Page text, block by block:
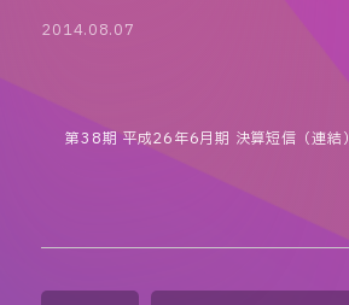
2014.08.07
第38期 平成26年6月期 決算短信（連結）